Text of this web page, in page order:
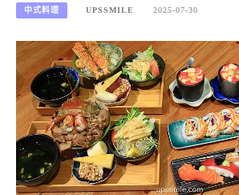
中式料理 UPSSMILE 2025-07-30